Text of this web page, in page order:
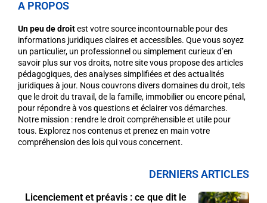
A PROPOS
Un peu de droitest votre source incontournable pour des
informations juridiques claires et accessibles. Que vous soyez
un particulier, un professionnel ou simplement curieux d’en
savoir plus sur vos droits, notre site vous propose des articles
pédagogiques, des analyses simplifiées et des actualités
juridiques à jour. Nous couvrons divers domaines du droit, tels
que le droit du travail, de la famille, immobilier ou encore pénal,
pour répondre à vos questions et éclairer vos démarches.
Notre mission : rendre le droit compréhensible et utile pour
tous. Explorez nos contenus et prenez en main votre
compréhension des lois qui vous concernent.
DERNIERS ARTICLES
Licenciement et préavis : ce que dit le